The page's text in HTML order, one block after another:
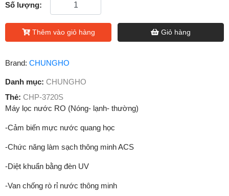
Số lượng:
Thêm vào giỏ hàng Giỏ hàng
Brand: CHUNGHO
Danh mục: CHUNGHO
Thẻ: CHP-3720S
Máy lọc nước RO (Nóng- lạnh- thường)
-Cảm biến mực nước quang học
-Chức năng làm sạch thông minh ACS
-Diệt khuẩn bằng đèn UV
-Van chống rò rỉ nước thông minh